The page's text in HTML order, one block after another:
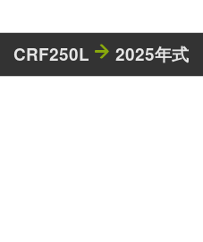
CRF250L 2025年式